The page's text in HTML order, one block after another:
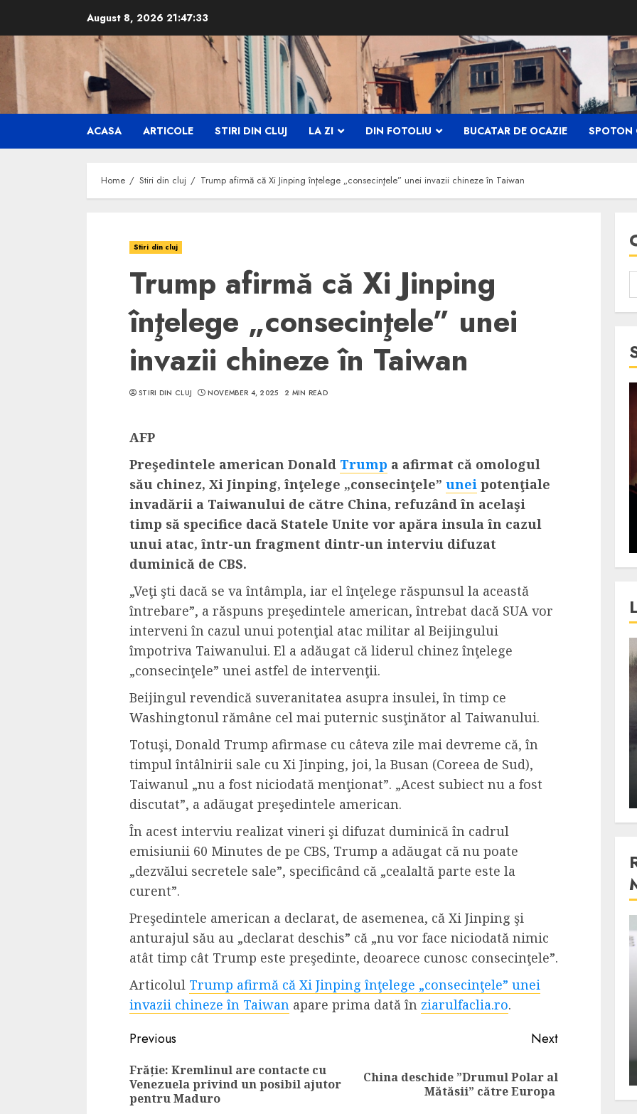
content
August 8, 2026 21:47:34
ACASA ARTICOLE STIRI DIN CLUJ LA ZI DIN FOTOLIU BUCATAR DE OCAZIE SPOTON
Home Stiri din cluj Trump afirmă că Xi Jinping înţelege „consecinţele” unei invazii chineze în Taiwan
Stiri din cluj
Trump afirmă că Xi Jinping
înţelege „consecinţele” unei
invazii chineze în Taiwan
STIRI DIN CLUJ NOVEMBER 4, 2025 2 MIN READ
AFP
Preşedintele american Donald Trump a afirmat că omologul
său chinez, Xi Jinping, înţelege „consecinţele” unei potenţiale
invadării a Taiwanului de către China, refuzând în acelaşi
timp să specifice dacă Statele Unite vor apăra insula în cazul
unui atac, într-un fragment dintr-un interviu difuzat
duminică de CBS.
„Veţi şti dacă se va întâmpla, iar el înţelege răspunsul la această
întrebare”, a răspuns preşedintele american, întrebat dacă SUA vor
interveni în cazul unui potenţial atac militar al Beijingului
împotriva Taiwanului. El a adăugat că liderul chinez înţelege
„consecinţele” unei astfel de intervenţii.
Beijingul revendică suveranitatea asupra insulei, în timp ce
Washingtonul rămâne cel mai puternic susţinător al Taiwanului.
Totuşi, Donald Trump afirmase cu câteva zile mai devreme că, în
timpul întâlnirii sale cu Xi Jinping, joi, la Busan (Coreea de Sud),
Taiwanul „nu a fost niciodată menţionat”. „Acest subiect nu a fost
discutat”, a adăugat preşedintele american.
În acest interviu realizat vineri şi difuzat duminică în cadrul
emisiunii 60 Minutes de pe CBS, Trump a adăugat că nu poate
„dezvălui secretele sale”, specificând că „cealaltă parte este la
curent”.
Preşedintele american a declarat, de asemenea, că Xi Jinping şi
anturajul său au „declarat deschis” că „nu vor face niciodată nimic
atât timp cât Trump este preşedinte, deoarece cunosc consecinţele”.
Articolul Trump afirmă că Xi Jinping înţelege „consecinţele” unei
invazii chineze în Taiwan apare prima dată în ziarulfaclia.ro.
Continue
Reading
Previous
Previous
Frăție: Kremlinul are contacte cu
Venezuela privind un posibil ajutor
pentru Maduro
Next
NextChina deschide ”Drumul Polar al
Mătăsii” către Europa
5 min read
Ce poti vizita in jurul
Clujului cand te afli intr-un
weekend prelungit in
“Orasul Comoara”?
ALEXANDRU S.
Festivalurile Clujului. De
ce atrage Clujul tinerii si
pe cei mai in varsta an de
an?
ALEXANDRU S.
4 min read
fatala pentru Orientul
Mijlociu?
ALEXANDRU S. NOVEMBER 1, 2023
3 min read
si ea la evaporarea apei in
natura
ALEXANDRU S. DECEMBER 27, 2023
3 min read
Din fotoliu
Dungeons & Dragons:
Onoare printre hoti, un
film ca un joc care te
ALEXANDRU S. MAY 17, 2023
4 min read
Din fotoliu
The Killer, un film care nu a
reusit sa se ridice la
nivelul asteptarilor
publicului si criticilor